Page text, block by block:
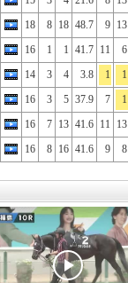
18 8 18 48.7 9 13
16 1 1 41.7 11
6
14 3 4 3.8 1
1
16 3 5 37.9 7
1
16 7 13 41.6 11
13
16 8 16 41.6 9 8